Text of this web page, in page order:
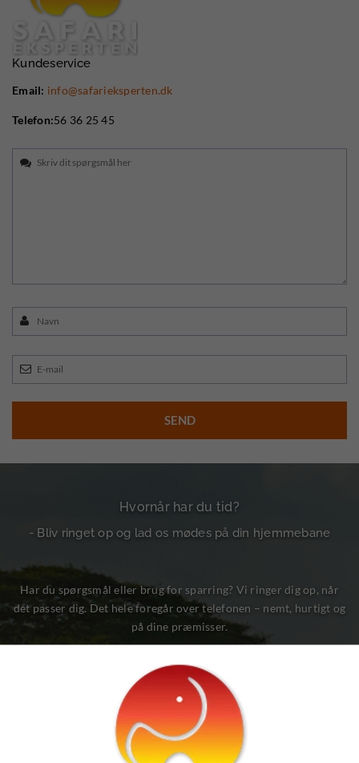
Kundeservice
Email: info@safarieksperten.dk
Telefon:56 36 25 45
Hvornår har du tid?
- Bliv ringet op og lad os mødes på din hjemmebane
Har du spørgsmål eller brug for sparring? Vi ringer dig op, når
det passer dig. Det hele foregår over telefonen – nemt, hurtigt og
på dine præmisser.